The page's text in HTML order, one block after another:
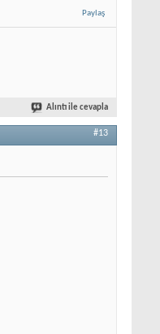
Paylaş
Alıntı ile cevapla
#13